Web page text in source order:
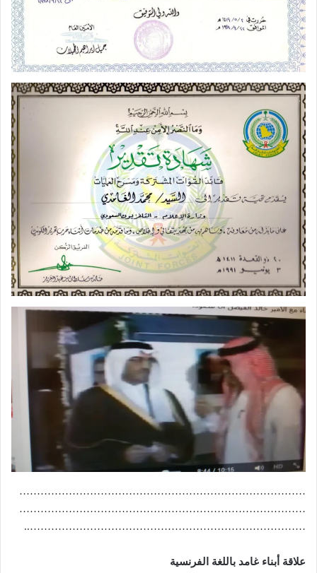
………………………………………………………………………
………………………………………………………………………
……………………………………………………………………..
علاقة أبناء غامد باللغة الفرنسية